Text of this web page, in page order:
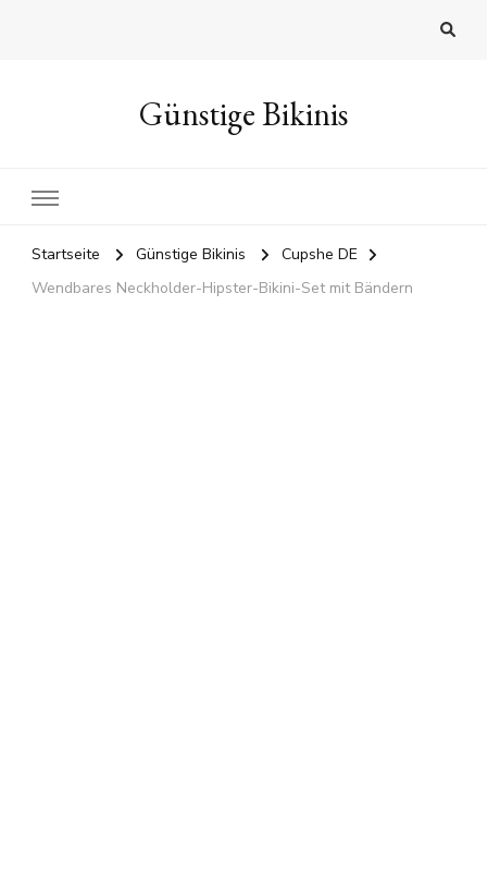
Günstige Bikinis
Startseite Günstige Bikinis
Cupshe DE
Wendbares Neckholder-Hipster-Bikini-Set mit Bändern